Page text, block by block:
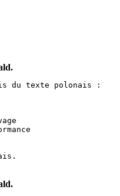
du texte polonais :